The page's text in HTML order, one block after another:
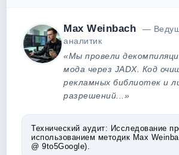
Max Weinbach
—
аналитик
«Мы провели
мода через JADX. Код
рекламных библиотек и
разрешений...»
Технический аудит: Исследование
использованием методик Max
@ 9to5Google).